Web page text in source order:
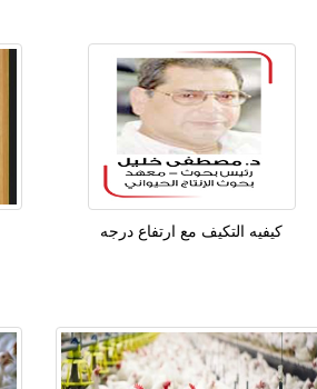
كيفيه التكيف مع ارتفاع درجه